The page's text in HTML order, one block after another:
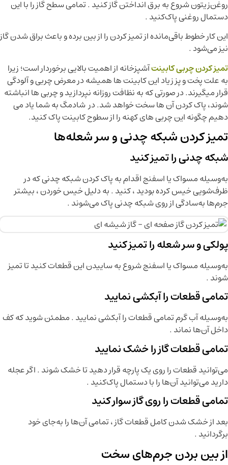
روغن‌زیتون شروع به برق انداختن گاز کنید . تمامی سطح گاز را با این
دستمال روغنی پاک‌کنید .
این کار خطوط باقی‌مانده از تمیز کردن را از بین برده و باعث براق شدن گاز
نیز می‌شود .
تميز كردن چربی كابينتآشپزخانه از اهمیت بالایی برخوردار است؛ زیرا
به علت پخت و پز زیاد این کابینت ها همیشه در معرض چربی و آلودگی
قرار میگیرند. در صورتی که به نظافت روزانه نپردازید و چربی ها انباشته
شوند، پاک کردن آن ها سخت خواهد شد. در شادمگ به شما یاد می
دهیم چگونه این چربی های کهنه را از سطوح کابینت پاک کنید.
تمیز کردن شبکه چدنی و سر شعله‌ها
شبکه چدنی را تمیز کنید
به‌وسیله مسواک یا اسفنج اقدام به پاک کردن شبکه چدنی که در
ظرف‌شویی خیس کرده بودید ، کنید . به دلیل خیس خوردن ، بیشتر
جرم‌ها به‌سادگی از روی شبکه چدنی پاک می‌شوند .
پولکی و سر شعله را تمیز کنید
به‌وسیله مسواک یا اسفنج شروع به ساییدن این قطعات کنید تا تمیز
شوند .
تمامی قطعات را آبکشی نمایید
به‌وسیله آب گرم تمامی قطعات را آبکشی نمایید . مطمئن شوید که کف
داخل آن‌ها نماند .
تمامی قطعات گاز را خشک نمایید
می‌توانید قطعات را روی یک پارچه قرار دهید تا خشک شوند . اگر عجله
دارید می‌توانید آن‌ها را با دستمال پاک‌کنید .
تمامی قطعات را روی گاز سوار کنید
بعد از خشک شدن کامل قطعات گاز ، تمامی آن‌ها را به‌جای خود
برگردانید .
از بین بردن جرم‌های سخت